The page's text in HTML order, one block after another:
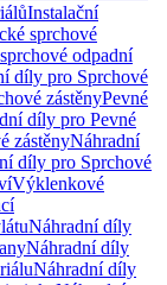
Instalační
sprchové
odpadní
díly pro Sprchové
zástěnyPevné
díly pro Pevné
zástěnyNáhradní
díly pro Sprchové
Výklenkové
Náhradní díly
Náhradní díly
Náhradní díly